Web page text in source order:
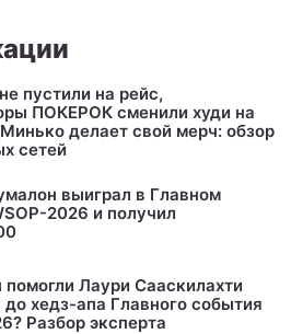
пустили на рейс,
ПОКЕРОК сменили худи на
делает свой мерч: обзор
сетей
выиграл в Главном
2026 и получил
Лаури Сааскилахти
до хедз-апа Главного события
Разбор эксперта